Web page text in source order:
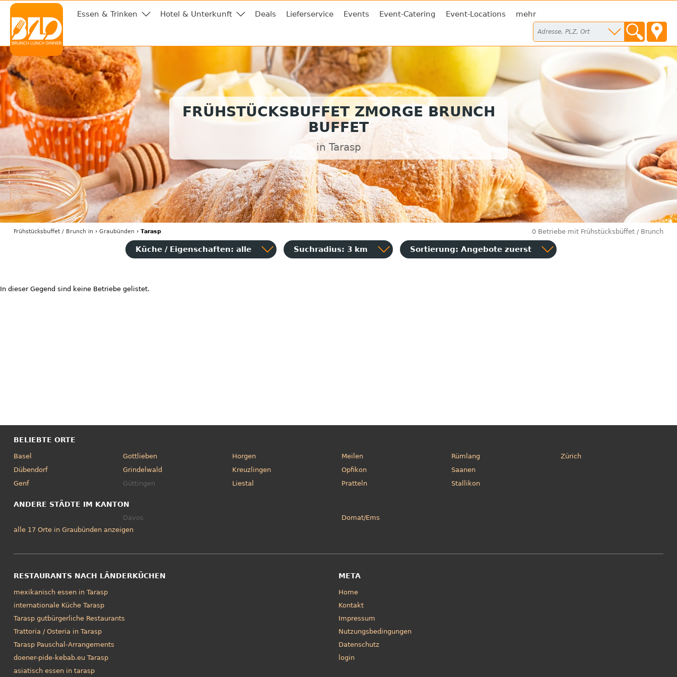
Essen & Trinken Hotel & Unterkunft Deals Lieferservice Events Event-Catering Event-Locations mehr
FRÜHSTÜCKSBUFFET ZMORGE BRUNCH
BUFFET
in Tarasp
Frühstücksbuffet / Brunch in › Graubünden › Tarasp 0 Betriebe mit Frühstücksbüffet / Brunch
Küche / Eigenschaften: alle Suchradius: 3 km Sortierung: Angebote zuerst
In dieser Gegend sind keine Betriebe gelistet.
BELIEBTE ORTE
Basel
Dübendorf
Genf
Gottlieben
Grindelwald
Güttingen
Horgen
Kreuzlingen
Liestal
Meilen
Opfikon
Pratteln
Rümlang
Saanen
Stallikon
Zürich
ANDERE STÄDTE IM KANTON
Davos
Domat/Ems
alle 17 Orte in Graubünden anzeigen
RESTAURANTS NACH LÄNDERKÜCHEN
mexikanisch essen in Tarasp
internationale Küche Tarasp
Tarasp gutbürgerliche Restaurants
Trattoria / Osteria in Tarasp
Tarasp Pauschal-Arrangements
doener-pide-kebab.eu Tarasp
asiatisch essen in tarasp
META
Home
Kontakt
Impressum
Nutzungsbedingungen
Datenschutz
login